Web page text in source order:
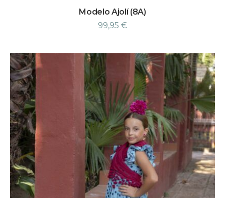
Modelo Ajolí (8A)
99,95 €